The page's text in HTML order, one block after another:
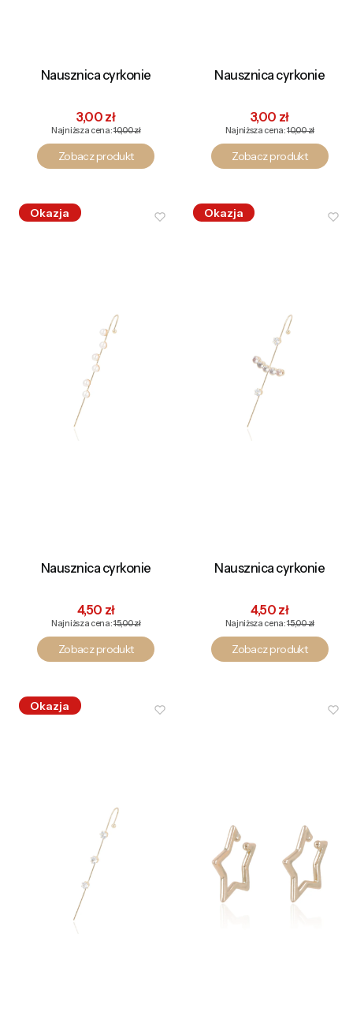
Nausznica cyrkonie
Cena promocyjna
3,00 zł
Najniższa cena:10,00 zł
Zobacz produkt
Nausznica cyrkonie
Cena promocyjna
3,00 zł
Najniższa cena:10,00 zł
Zobacz produkt
Okazja
Nausznica cyrkonie
Cena promocyjna
4,50 zł
Najniższa cena:15,00 zł
Zobacz produkt
Okazja
Nausznica cyrkonie
Cena promocyjna
4,50 zł
Najniższa cena:15,00 zł
Zobacz produkt
Okazja